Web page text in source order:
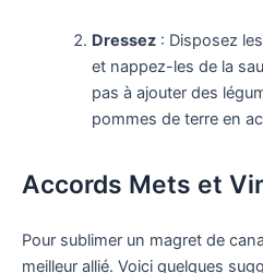
Dressez: Disposez
et nappez-les de la
pas à ajouter des
pommes de terre en
Accords Mets et
Pour sublimer un magret de
meilleur allié. Voici quelques